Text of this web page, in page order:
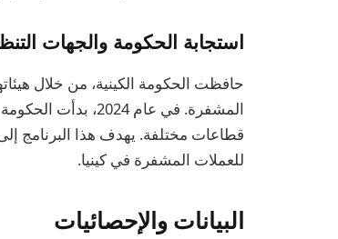
استجابة الحكومة والجهات
حافظت الحكومة الكينية، من خلال
المشفرة. في عام
قطاعات مختلفة. يهدف هذا البرنامج
للعملات المشفرة في كينيا.
البيانات والإحصائيات